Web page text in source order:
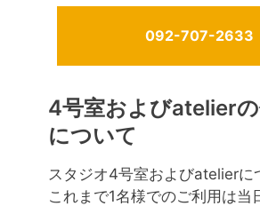
092-707-2633
4号室およびatelierの
について
スタジオ4号室およびatelierに
これまで1名様でのご利用は当